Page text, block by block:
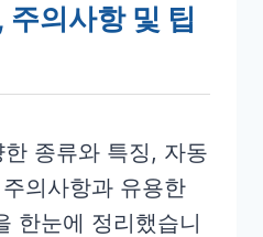
주의사항 및 팁
종류와 특징, 자동
의사항과 유용한
한눈에 정리했습니